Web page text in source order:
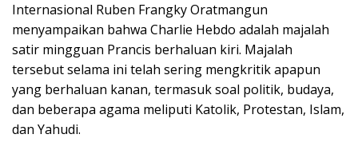
Internasional Ruben Frangky Oratmangun
menyampaikan bahwa Charlie Hebdo adalah majalah
satir mingguan Prancis berhaluan kiri. Majalah
tersebut selama ini telah sering mengkritik apapun
yang berhaluan kanan, termasuk soal politik, budaya,
dan beberapa agama meliputi Katolik, Protestan, Islam,
dan Yahudi.